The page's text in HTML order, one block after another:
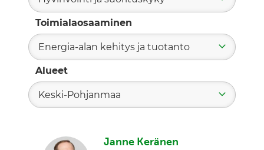
Toimialaosaaminen
Energia-alan kehitys ja tuotanto
Alueet
Keski-Pohjanmaa
Janne Keränen